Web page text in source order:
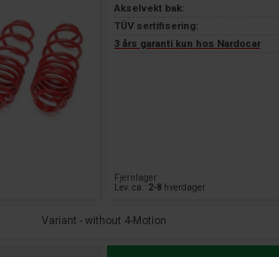
Akselvekt bak:
TÜV sertifisering:
3 års garanti kun hos Nardocar
Fjernlager
Lev. ca.: 2-8 hverdager
Variant - without 4-Motion